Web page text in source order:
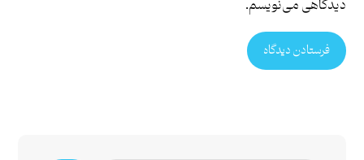
دیدگاهی می‌نویسم.
فرستادن دیدگاه